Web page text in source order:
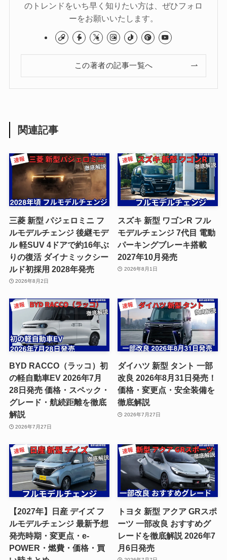
のトレンドをいち早く知りたい方は、ぜひフォロ
ーをお願いいたします。
この著者の記事一覧へ
関連記事
三菱 新型 パジェロミニ フ
ルモデルチェンジ 後継モデ
ル 軽SUV 4ドアで約16年ぶ
りの復活 ダイナミックシー
ルド初採用 2028年発売
2026年8月2日
スズキ 新型 ワゴンR フル
モデルチェンジ 7代目 電動
パーキングブレーキ搭載
2027年10月発売
2026年8月1日
BYD RACCO（ラッコ）初
の軽自動車EV 2026年7月
28日発売 価格・スペック・
グレード・航続距離を徹底
解説
2026年7月27日
ダイハツ 新型 タント 一部
改良 2026年8月31日発売！
価格・変更点・安全装備を
徹底解説
2026年7月27日
【2027年】日産 デイズ フ
ルモデルチェンジ 最新予想
発売時期・変更点・e-
POWER・燃費・価格・買
トヨタ 新型 アクア GRスポ
ーツ 一部改良 おすすめグ
レードを徹底解説 2026年7
月6日発売